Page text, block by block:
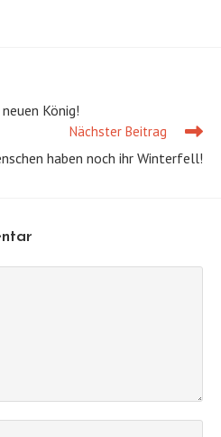
König!
Nächster Beitrag
haben noch ihr Winterfell!